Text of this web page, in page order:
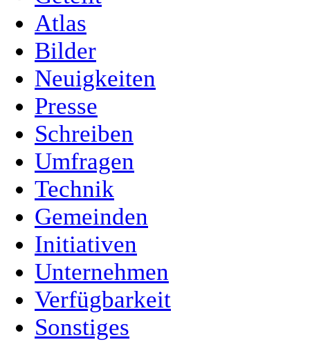
Atlas
Bilder
Neuigkeiten
Presse
Schreiben
Umfragen
Technik
Gemeinden
Initiativen
Unternehmen
Verfügbarkeit
Sonstiges